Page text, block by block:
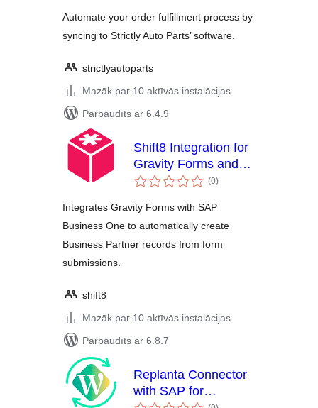
Automate your order fulfillment process by
syncing to Strictly Auto Parts’ software.
strictlyautoparts
Mazāk par 10 aktīvās instalācijas
Pārbaudīts ar 6.4.9
Shift8 Integration for
Gravity Forms and
SAP Business One
(0vērtējumu
kopsumma
)
Integrates Gravity Forms with SAP
Business One to automatically create
Business Partner records from form
submissions.
shift8
Mazāk par 10 aktīvās instalācijas
Pārbaudīts ar 6.8.7
Replanta Connector
with SAP for
vērtējumu